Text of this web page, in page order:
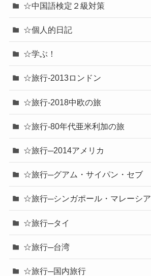
☆中国語検定２級対策
☆個人的日記
☆学ぶ！
☆旅行-2013ロンドン
☆旅行-2018中欧の旅
☆旅行-80年代亜米利加の旅
☆旅行─2014アメリカ
☆旅行─グアム・サイパン・セブ
☆旅行─シンガポール・マレーシア
☆旅行─タイ
☆旅行─台湾
☆旅行─国内旅行